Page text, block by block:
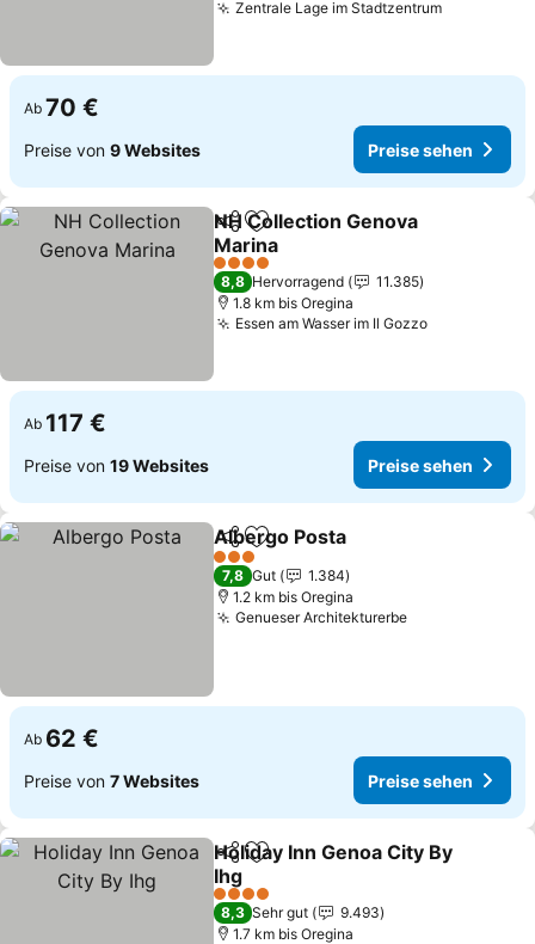
Zentrale Lage im StadtzentrumPreise
Ab 70 €
Preise von 9 Websites Preise sehen
TeilenZu Favoriten hinzufügen
NH Collection Genova
Marina
Preise sehen
4 Sterne
8,8 Hervorragend
11.385
1.8 km bis Oregina
Essen am Wasser im Il GozzoPreise
Ab 117 €
Preise von 19 Websites Preise sehen
TeilenZu Favoriten hinzufügen
Albergo Posta
3 Sterne
7,8 Gut
1.384
1.2 km bis Oregina
Genueser ArchitekturerbePreise sehen
Ab 62 €
Preise von 7 Websites Preise sehen
TeilenZu Favoriten hinzufügen
Holiday Inn Genoa City By
Ihg
Preise sehen
4 Sterne
8,3 Sehr gut
9.493
1.7 km bis Oregina